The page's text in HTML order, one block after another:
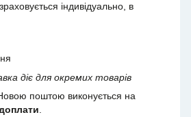
індивідуально, в
діє для окремих товарів
поштою виконується на